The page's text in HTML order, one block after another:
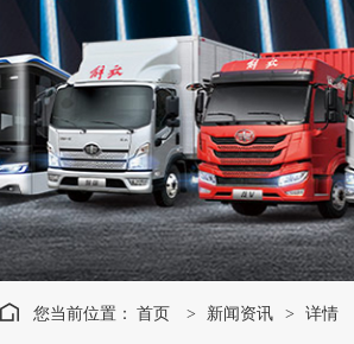
您当前位置： 首页 > 新闻资讯 > 详情